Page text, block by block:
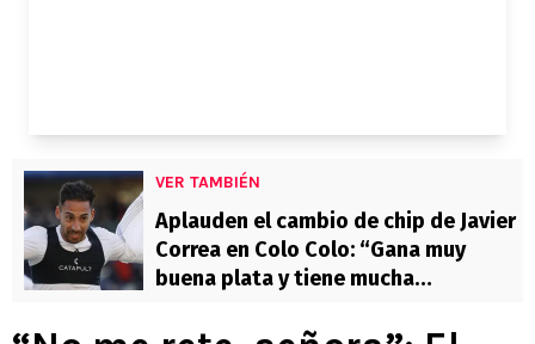
VER TAMBIÉN
Aplauden el cambio de chip de Javier
Correa en Colo Colo: “Gana muy
buena plata y tiene mucha